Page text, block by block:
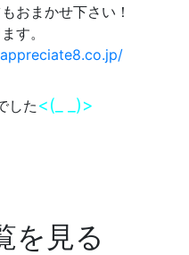
おまかせ下さい！
す。
した <(_ _)>
を見る